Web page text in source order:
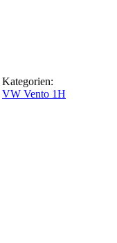
Kategorien:
VW Vento 1H